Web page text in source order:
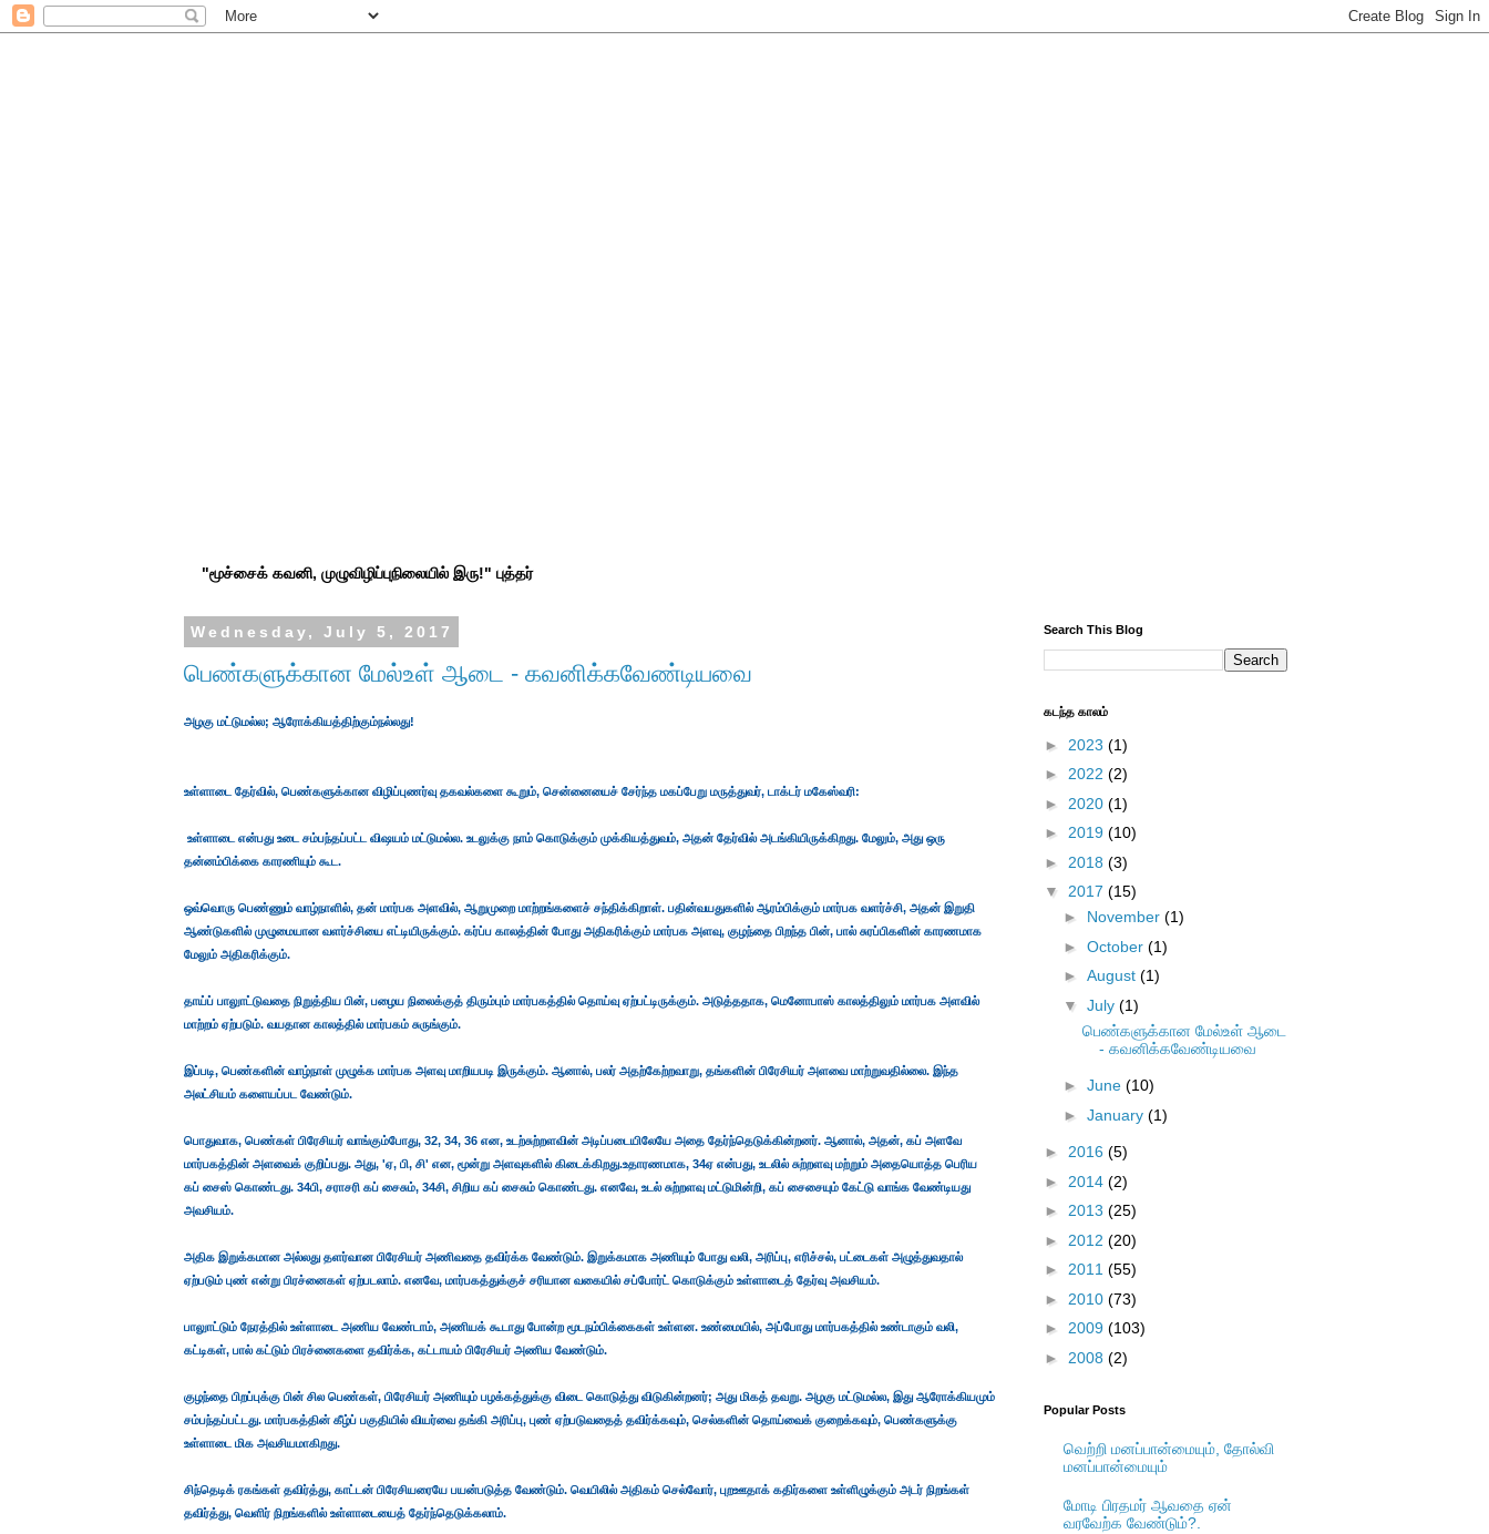
"மூச்சைக் கவனி, முழுவிழிப்புநிலையில் இரு!" புத்தர்
Wednesday, July 5, 2017
பெண்களுக்கான மேல்உள் ஆடை - கவனிக்கவேண்டியவை
அழகு மட்டுமல்ல; ஆரோக்கியத்திற்கும்நல்லது!
உள்ளாடை தேர்வில், பெண்களுக்கான விழிப்புணர்வு தகவல்களை கூறும், சென்னையைச் சேர்ந்த மகப்பேறு மருத்துவர், டாக்டர் மகேஸ்வரி:
உள்ளாடை என்பது உடை சம்பந்தப்பட்ட விஷயம் மட்டுமல்ல. உடலுக்கு நாம் கொடுக்கும் முக்கியத்துவம், அதன் தேர்வில் அடங்கியிருக்கிறது. மேலும், அது ஒரு
தன்னம்பிக்கை காரணியும் கூட.
ஒவ்வொரு பெண்ணும் வாழ்நாளில், தன் மார்பக அளவில், ஆறுமுறை மாற்றங்களைச் சந்திக்கிறாள். பதின்வயதுகளில் ஆரம்பிக்கும் மார்பக வளர்ச்சி, அதன் இறுதி
ஆண்டுகளில் முழுமையான வளர்ச்சியை எட்டியிருக்கும். கர்ப்ப காலத்தின் போது அதிகரிக்கும் மார்பக அளவு, குழந்தை பிறந்த பின், பால் சுரப்பிகளின் காரணமாக
மேலும் அதிகரிக்கும்.
தாய்ப் பாலுாட்டுவதை நிறுத்திய பின், பழைய நிலைக்குத் திரும்பும் மார்பகத்தில் தொய்வு ஏற்பட்டிருக்கும். அடுத்ததாக, மெனோபாஸ் காலத்திலும் மார்பக அளவில்
மாற்றம் ஏற்படும். வயதான காலத்தில் மார்பகம் சுருங்கும்.
இப்படி, பெண்களின் வாழ்நாள் முழுக்க மார்பக அளவு மாறியபடி இருக்கும். ஆனால், பலர் அதற்கேற்றவாறு, தங்களின் பிரேசியர் அளவை மாற்றுவதில்லை. இந்த
அலட்சியம் களையப்பட வேண்டும்.
பொதுவாக, பெண்கள் பிரேசியர் வாங்கும்போது, 32, 34, 36 என, உடற்சுற்றளவின் அடிப்படையிலேயே அதை தேர்ந்தெடுக்கின்றனர். ஆனால், அதன், கப் அளவே
மார்பகத்தின் அளவைக் குறிப்பது. அது, 'ஏ, பி, சி' என, மூன்று அளவுகளில் கிடைக்கிறது.உதாரணமாக, 34ஏ என்பது, உடலில் சுற்றளவு மற்றும் அதையொத்த பெரிய
கப் சைஸ் கொண்டது. 34பி, சராசரி கப் சைசும், 34சி, சிறிய கப் சைசும் கொண்டது. எனவே, உடல் சுற்றளவு மட்டுமின்றி, கப் சைசையும் கேட்டு வாங்க வேண்டியது
அவசியம்.
அதிக இறுக்கமான அல்லது தளர்வான பிரேசியர் அணிவதை தவிர்க்க வேண்டும். இறுக்கமாக அணியும் போது வலி, அரிப்பு, எரிச்சல், பட்டைகள் அழுத்துவதால்
ஏற்படும் புண் என்று பிரச்னைகள் ஏற்படலாம். எனவே, மார்பகத்துக்குச் சரியான வகையில் சப்போர்ட் கொடுக்கும் உள்ளாடைத் தேர்வு அவசியம்.
பாலுாட்டும் நேரத்தில் உள்ளாடை அணிய வேண்டாம், அணியக் கூடாது போன்ற மூடநம்பிக்கைகள் உள்ளன. உண்மையில், அப்போது மார்பகத்தில் உண்டாகும் வலி,
கட்டிகள், பால் கட்டும் பிரச்னைகளை தவிர்க்க, கட்டாயம் பிரேசியர் அணிய வேண்டும்.
குழந்தை பிறப்புக்கு பின் சில பெண்கள், பிரேசியர் அணியும் பழக்கத்துக்கு விடை கொடுத்து விடுகின்றனர்; அது மிகத் தவறு. அழகு மட்டுமல்ல, இது ஆரோக்கியமும்
சம்பந்தப்பட்டது. மார்பகத்தின் கீழ்ப் பகுதியில் வியர்வை தங்கி அரிப்பு, புண் ஏற்படுவதைத் தவிர்க்கவும், செல்களின் தொய்வைக் குறைக்கவும், பெண்களுக்கு
உள்ளாடை மிக அவசியமாகிறது.
சிந்தெடிக் ரகங்கள் தவிர்த்து, காட்டன் பிரேசியரையே பயன்படுத்த வேண்டும். வெயிலில் அதிகம் செல்வோர், புறஊதாக் கதிர்களை உள்ளிழுக்கும் அடர் நிறங்கள்
தவிர்த்து, வெளிர் நிறங்களில் உள்ளாடையைத் தேர்ந்தெடுக்கலாம்.
Search This Blog
கடந்த காலம்
► 2023 (1)
► 2022 (2)
► 2020 (1)
► 2019 (10)
► 2018 (3)
▼ 2017 (15)
► November (1)
► October (1)
► August (1)
▼ July (1)
பெண்களுக்கான மேல்உள் ஆடை
- கவனிக்கவேண்டியவை
► June (10)
► January (1)
► 2016 (5)
► 2014 (2)
► 2013 (25)
► 2012 (20)
► 2011 (55)
► 2010 (73)
► 2009 (103)
► 2008 (2)
Popular Posts
வெற்றி மனப்பான்மையும், தோல்வி
மனப்பான்மையும்
மோடி பிரதமர் ஆவதை ஏன்
வரவேற்க வேண்டும்?.